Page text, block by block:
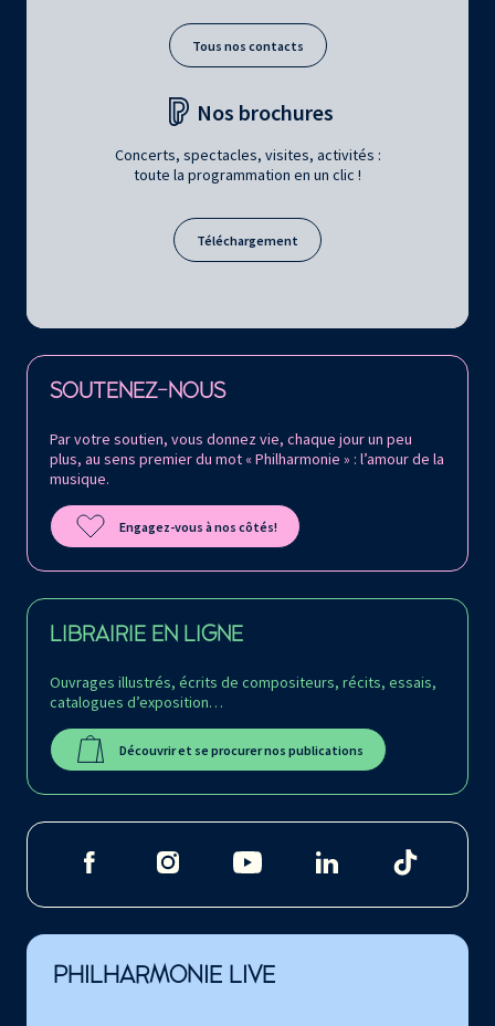
Tous nos contacts
Nos brochures
Concerts, spectacles, visites, activités :
toute la programmation en un clic !
Téléchargement
SOUTENEZ-NOUS
Par votre soutien, vous donnez vie, chaque jour un peu
plus, au sens premier du mot « Philharmonie » : l’amour de la
musique.
Engagez-vous à nos côtés!
LIBRAIRIE EN LIGNE
Ouvrages illustrés, écrits de compositeurs, récits, essais,
catalogues d’exposition…
Découvrir et se procurer nos publications
Retrouvez la Philharmonie de Paris sur
PHILHARMONIE LIVE